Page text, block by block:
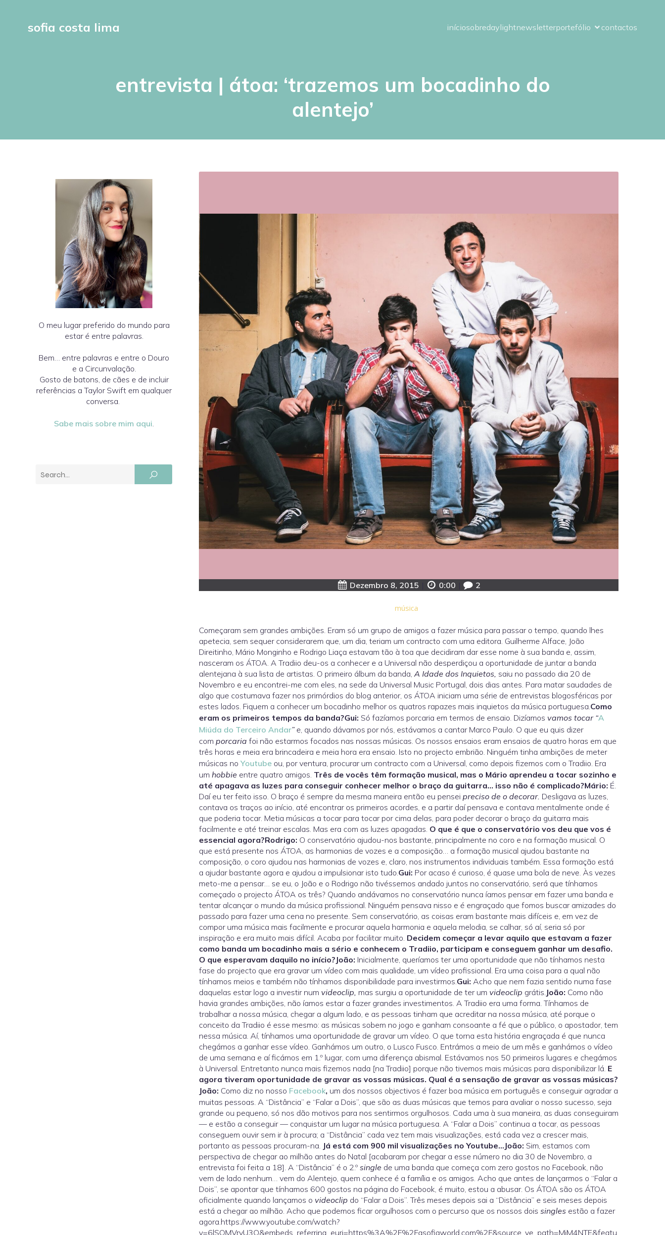
sofia costa lima iníciosobredaylightnewsletterportefólio contactos
entrevista | átoa: ‘trazemos um bocadinho do
alentejo’
O meu lugar preferido do mundo para
estar é entre palavras.
Bem… entre palavras e entre o Douro
e a Circunvalação.
Gosto de batons, de cães e de incluir
referências a Taylor Swift em qualquer
conversa.
Sabe mais sobre mim aqui.
Dezembro 8, 2015 0:00 2
música
Começaram sem grandes ambições. Eram só um grupo de amigos a fazer música para passar o tempo, quando lhes
apetecia, sem sequer considerarem que, um dia, teriam um contracto com uma editora. Guilherme Alface, João
Direitinho, Mário Monginho e Rodrigo Liaça estavam tão à toa que decidiram dar esse nome à sua banda e, assim,
nasceram os ÁTOA. A Tradiio deu-os a conhecer e a Universal não desperdiçou a oportunidade de juntar a banda
alentejana à sua lista de artistas. O primeiro álbum da banda, A Idade dos Inquietos, saiu no passado dia 20 de
Novembro e eu encontrei-me com eles, na sede da Universal Music Portugal, dois dias antes. Para matar saudades de
algo que costumava fazer nos primórdios do blog anterior, os ÁTOA iniciam uma série de entrevistas blogosféricas por
estes lados. Fiquem a conhecer um bocadinho melhor os quatros rapazes mais inquietos da música portuguesa.Como
eram os primeiros tempos da banda?Gui: Só fazíamos porcaria em termos de ensaio. Dizíamos vamos tocar “A
Miúda do Terceiro Andar” e, quando dávamos por nós, estávamos a cantar Marco Paulo. O que eu quis dizer
com porcaria foi não estarmos focados nas nossas músicas. Os nossos ensaios eram ensaios de quatro horas em que
três horas e meia era brincadeira e meia hora era ensaio. Isto no projecto embrião. Ninguém tinha ambições de meter
músicas no Youtube ou, por ventura, procurar um contracto com a Universal, como depois fizemos com o Tradiio. Era
um hobbie entre quatro amigos. Três de vocês têm formação musical, mas o Mário aprendeu a tocar sozinho e
até apagava as luzes para conseguir conhecer melhor o braço da guitarra… isso não é complicado?Mário: É.
Daí eu ter feito isso. O braço é sempre da mesma maneira então eu pensei preciso de o decorar. Desligava as luzes,
contava os traços ao início, até encontrar os primeiros acordes, e a partir daí pensava e contava mentalmente onde é
que poderia tocar. Metia músicas a tocar para tocar por cima delas, para poder decorar o braço da guitarra mais
facilmente e até treinar escalas. Mas era com as luzes apagadas. O que é que o conservatório vos deu que vos é
essencial agora?Rodrigo: O conservatório ajudou-nos bastante, principalmente no coro e na formação musical. O
que está presente nos ÁTOA, as harmonias de vozes e a composição… a formação musical ajudou bastante na
composição, o coro ajudou nas harmonias de vozes e, claro, nos instrumentos individuais também. Essa formação está
a ajudar bastante agora e ajudou a impulsionar isto tudo.Gui: Por acaso é curioso, é quase uma bola de neve. Às vezes
meto-me a pensar… se eu, o João e o Rodrigo não tivéssemos andado juntos no conservatório, será que tínhamos
começado o projecto ÁTOA os três? Quando andávamos no conservatório nunca íamos pensar em fazer uma banda e
tentar alcançar o mundo da música profissional. Ninguém pensava nisso e é engraçado que fomos buscar amizades do
passado para fazer uma cena no presente. Sem conservatório, as coisas eram bastante mais difíceis e, em vez de
compor uma música mais facilmente e procurar aquela harmonia e aquela melodia, se calhar, só aí, seria só por
inspiração e era muito mais difícil. Acaba por facilitar muito. Decidem começar a levar aquilo que estavam a fazer
como banda um bocadinho mais a sério e conhecem o Tradiio, participam e conseguem ganhar um desafio.
O que esperavam daquilo no início? João: Inicialmente, queríamos ter uma oportunidade que não tínhamos nesta
fase do projecto que era gravar um vídeo com mais qualidade, um vídeo profissional. Era uma coisa para a qual não
tínhamos meios e também não tínhamos disponibilidade para investirmos.Gui: Acho que nem fazia sentido numa fase
daquelas estar logo a investir num videoclip, mas surgiu a oportunidade de ter um videoclip grátis. João: Como não
havia grandes ambições, não íamos estar a fazer grandes investimentos. A Tradiio era uma forma. Tínhamos de
trabalhar a nossa música, chegar a algum lado, e as pessoas tinham que acreditar na nossa música, até porque o
conceito da Tradiio é esse mesmo: as músicas sobem no jogo e ganham consoante a fé que o público, o apostador, tem
nessa música. Aí, tínhamos uma oportunidade de gravar um vídeo. O que torna esta história engraçada é que nunca
chegámos a ganhar esse vídeo. Ganhámos um outro, o Lusco Fusco. Entrámos a meio de um mês e ganhámos o vídeo
de uma semana e aí ficámos em 1.º lugar, com uma diferença abismal. Estávamos nos 50 primeiros lugares e chegámos
à Universal. Entretanto nunca mais fizemos nada [na Tradiio] porque não tivemos mais músicas para disponibilizar lá. E
agora tiveram oportunidade de gravar as vossas músicas. Qual é a sensação de gravar as vossas músicas?
João: Como diz no nosso Facebook, um dos nossos objectivos é fazer boa música em português e conseguir agradar a
muitas pessoas. A “Distância” e “Falar a Dois”, que são as duas músicas que temos para avaliar o nosso sucesso, seja
grande ou pequeno, só nos dão motivos para nos sentirmos orgulhosos. Cada uma à sua maneira, as duas conseguiram
— e estão a conseguir — conquistar um lugar na música portuguesa. A “Falar a Dois” continua a tocar, as pessoas
conseguem ouvir sem ir à procura; a “Distância” cada vez tem mais visualizações, está cada vez a crescer mais,
portanto as pessoas procuram-na. Já está com 900 mil visualizações no Youtube… João: Sim, estamos com
perspectiva de chegar ao milhão antes do Natal [acabaram por chegar a esse número no dia 30 de Novembro, a
entrevista foi feita a 18]. A “Distância” é o 2.º single de uma banda que começa com zero gostos no Facebook, não
vem de lado nenhum… vem do Alentejo, quem conhece é a família e os amigos. Acho que antes de lançarmos o “Falar a
Dois”, se apontar que tínhamos 600 gostos na página do Facebook, é muito, estou a abusar. Os ÁTOA são os ÁTOA
oficialmente quando lançamos o videoclip do “Falar a Dois”. Três meses depois sai a “Distância” e seis meses depois
está a chegar ao milhão. Acho que podemos ficar orgulhosos com o percurso que os nossos dois singles estão a fazer
agora.https://www.youtube.com/watch?
v=6lSQMVryU3Q&embeds_referring_euri=https%3A%2F%2Fasofiaworld.com%2F&source_ve_path=MjM4NTE&featu